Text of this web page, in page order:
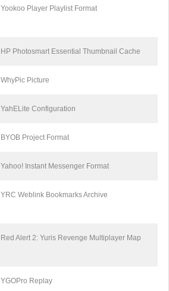
Yookoo Player Playlist Format
HP Photosmart Essential Thumbnail Cache
WhyPic Picture
YahELite Configuration
BYOB Project Format
Yahoo! Instant Messenger Format
YRC Weblink Bookmarks Archive
Red Alert 2: Yuris Revenge Multiplayer Map
YGOPro Replay